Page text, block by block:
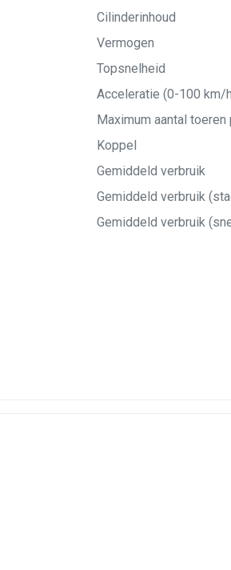
Cilinderinhoud
Vermogen
Topsnelheid
Acceleratie (0-100 km/
Maximum aantal toeren
Koppel
Gemiddeld verbruik
Gemiddeld verbruik
Gemiddeld verbruik